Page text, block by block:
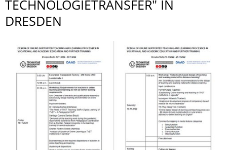
TECHNOLOGI­ETRANSFER" IN
DRESDEN